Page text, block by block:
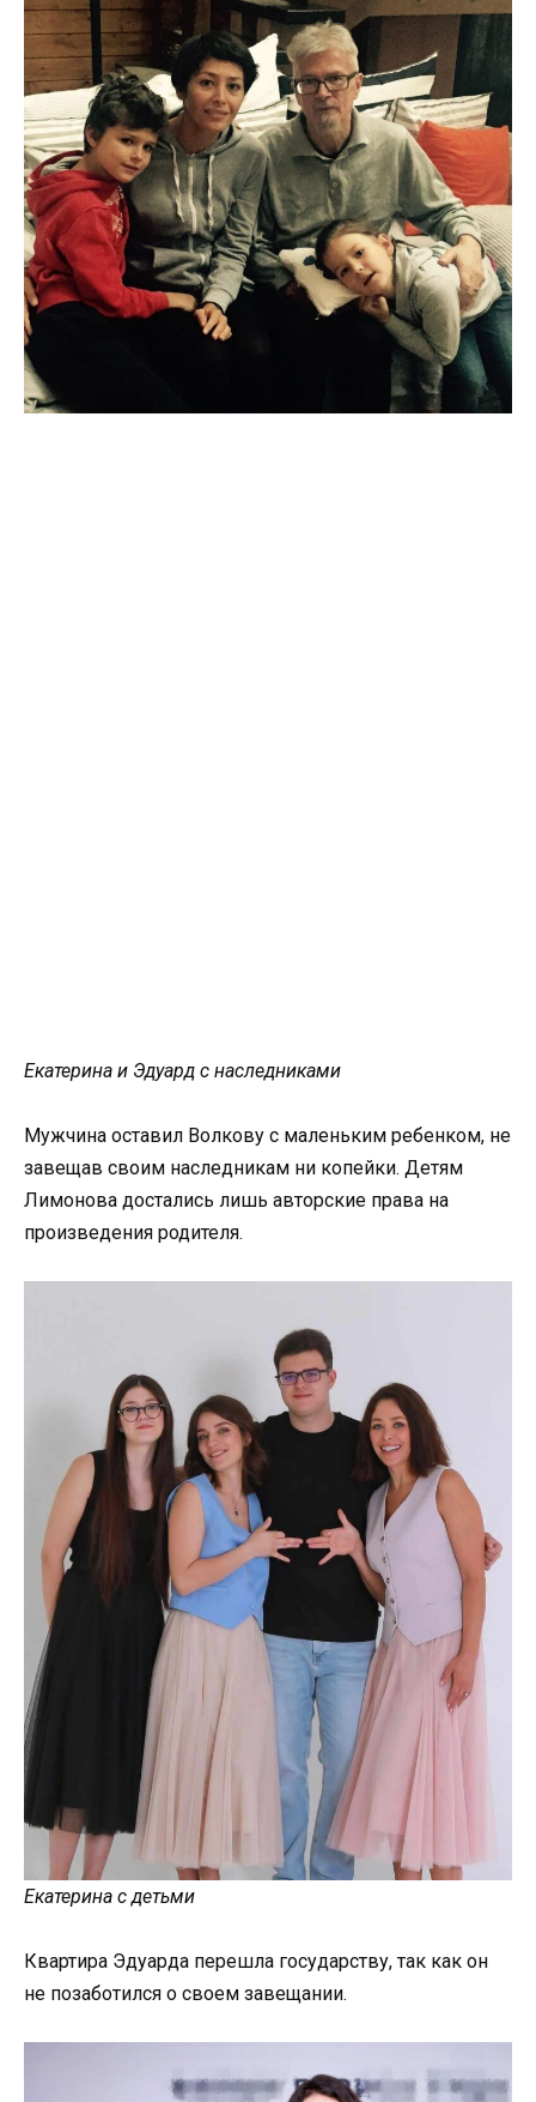
Екатерина и Эдуард с наследниками
Мужчина оставил Волкову с маленьким ребенком, не
завещав своим наследникам ни копейки. Детям
Лимонова достались лишь авторские права на
произведения родителя.
Екатерина с детьми
Квартира Эдуарда перешла государству, так как он
не позаботился о своем завещании.